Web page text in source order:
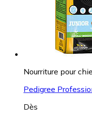
Nourriture pour
Pedigree
Dès